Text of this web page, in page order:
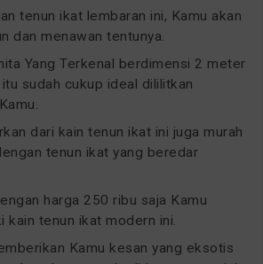
tenun ikat lembaran ini, Kamu akan
dan menawan tentunya.
Yang Terkenal berdimensi 2 meter
sudah cukup ideal dililitkan
dari kain tenun ikat ini juga murah
tenun ikat yang beredar
harga 250 ribu saja Kamu
kain tenun ikat modern ini.
Kamu kesan yang eksotis